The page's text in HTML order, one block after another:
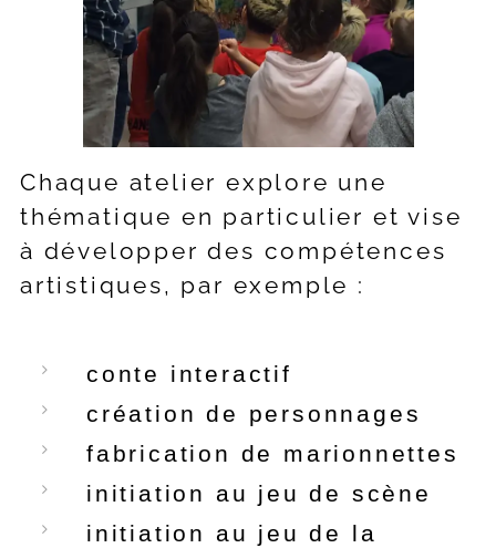
Chaque atelier explore une
thématique en particulier et vise
à développer des compétences
artistiques, par exemple :
conte interactif
création de personnages
fabrication de marionnettes
initiation au jeu de scène
initiation au jeu de la